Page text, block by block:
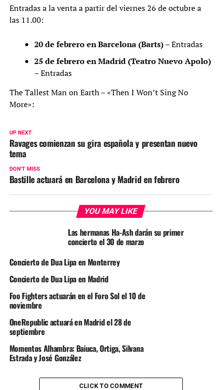
Entradas a la venta a partir del viernes 26 de octubre a
las 11.00:
20 de febrero en Barcelona (Barts) –Entradas
25 de febrero en Madrid (Teatro Nuevo Apolo)
–Entradas
The Tallest Man on Earth – «Then I Won’t Sing No
More»:
UP NEXT
Ravages comienzan su gira española y presentan nuevo
tema
DON'T MISS
Bastille actuará en Barcelona y Madrid en febrero
YOU MAY LIKE
Las hermanas Ha-Ash darán su primer
concierto el 30 de marzo
Concierto de Dua Lipa en Monterrey
Concierto de Dua Lipa en Madrid
Foo Fighters actuarán en el Foro Sol el 10 de
noviembre
OneRepublic actuará en Madrid el 28 de
septiembre
Momentos Alhambra: Baiuca, Ortiga, Silvana
Estrada y José González
CLICK TO COMMENT